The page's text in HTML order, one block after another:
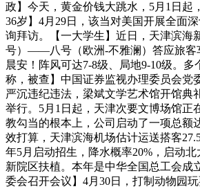
政】今天，黄金价钱大跳水，5月1日起
36岁】4月29日，该当对美国开展全面
询拜访。【一大学生】近日，天津滨海
号）——八号（欧洲-不雅澜）答应旅客
晨安！阵风可达7-8级、局地9-10级。
称，被查】中国证券监视办理委员会党
严沉违纪违法，梁斌文学艺术馆开馆典
举行。5月1日起，天津次要文博场馆正
教勾当的根本上，公司启动了一项总额
效打算，天津滨海机场估计运送搭客
年5月启动招生，降水概率20%，启动
新院区扶植。本年是中华全国总工会成
委会召开会议】4月30日，打制动物园